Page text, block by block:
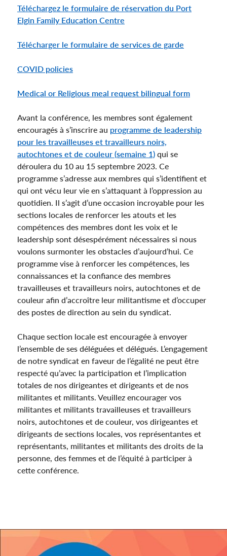
File
Téléchargez le formulaire de réservation du Port
Elgin Family Education Centre
Télécharger le formulaire de services de garde
COVID policies
Medical or Religious meal request bilingual form
Avant la conférence, les membres sont également
encouragés à s’inscrire au programme de leadership
pour les travailleuses et travailleurs noirs,
autochtones et de couleur (semaine 1) qui se
déroulera du 10 au 15 septembre 2023. Ce
programme s’adresse aux membres qui s’identifient et
qui ont vécu leur vie en s’attaquant à l’oppression au
quotidien. Il s’agit d’une occasion incroyable pour les
sections locales de renforcer les atouts et les
compétences des membres dont les voix et le
leadership sont désespérément nécessaires si nous
voulons surmonter les obstacles d’aujourd’hui. Ce
programme vise à renforcer les compétences, les
connaissances et la confiance des membres
travailleuses et travailleurs noirs, autochtones et de
couleur afin d’accroître leur militantisme et d’occuper
des postes de direction au sein du syndicat.
Chaque section locale est encouragée à envoyer
l’ensemble de ses déléguées et délégués. L’engagement
de notre syndicat en faveur de l’égalité ne peut être
respecté qu’avec la participation et l’implication
totales de nos dirigeantes et dirigeants et de nos
militantes et militants. Veuillez encourager vos
militantes et militants travailleuses et travailleurs
noirs, autochtones et de couleur, vos dirigeantes et
dirigeants de sections locales, vos représentantes et
représentants, militantes et militants des droits de la
personne, des femmes et de l’équité à participer à
cette conférence.